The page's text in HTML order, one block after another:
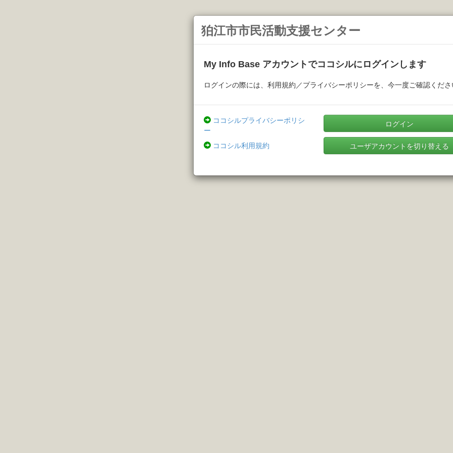
狛江市市民活動支援センター
My Info Base アカウントでココシルにログインします
ログインの際には、利用規約／プライバシーポリシーを、今一度ご確認くだ
ココシルプライバシーポリシ
ー
ココシル利用規約
ログイン
ユーザアカウントを切り替える